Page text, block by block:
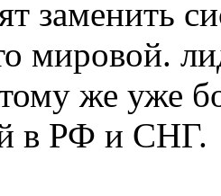
заменить
мировой.
же уже
в РФ и СНГ.